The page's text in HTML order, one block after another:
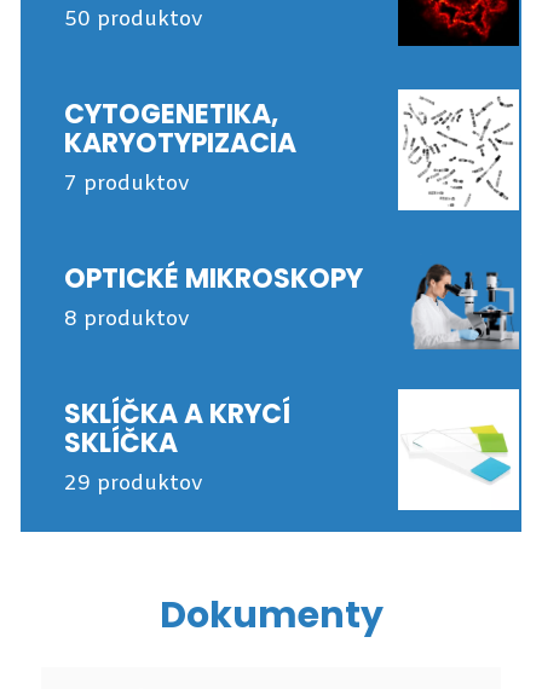
50 produktov
CYTOGENETIKA,
KARYOTYPIZACIA
7 produktov
OPTICKÉ MIKROSKOPY
8 produktov
SKLÍČKA A KRYCÍ
SKLÍČKA
29 produktov
Dokumenty